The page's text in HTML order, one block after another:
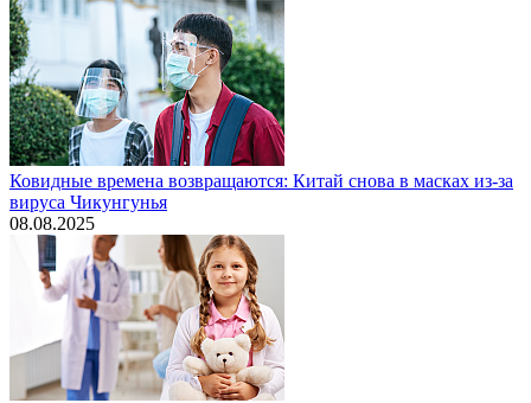
Ковидные времена возвращаются: Китай снова в масках из-за
вируса Чикунгунья
08.08.2025